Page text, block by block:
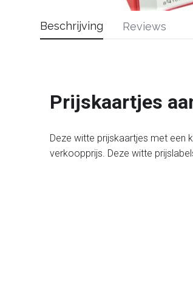
Beschrijving
Prijskaartjes
Deze witte prijskaartjes met een
verkoopprijs. Deze witte
Reviews